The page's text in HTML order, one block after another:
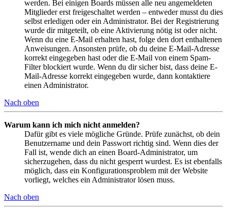
werden. Bei einigen Boards müssen alle neu angemeldeten
Mitglieder erst freigeschaltet werden – entweder musst du dies
selbst erledigen oder ein Administrator. Bei der Registrierung
wurde dir mitgeteilt, ob eine Aktivierung nötig ist oder nicht.
Wenn du eine E-Mail erhalten hast, folge den dort enthaltenen
Anweisungen. Ansonsten prüfe, ob du deine E-Mail-Adresse
korrekt eingegeben hast oder die E-Mail von einem Spam-
Filter blockiert wurde. Wenn du dir sicher bist, dass deine E-
Mail-Adresse korrekt eingegeben wurde, dann kontaktiere
einen Administrator.
Nach oben
Warum kann ich mich nicht anmelden?
Dafür gibt es viele mögliche Gründe. Prüfe zunächst, ob dein
Benutzername und dein Passwort richtig sind. Wenn dies der
Fall ist, wende dich an einen Board-Administrator, um
sicherzugehen, dass du nicht gesperrt wurdest. Es ist ebenfalls
möglich, dass ein Konfigurationsproblem mit der Website
vorliegt, welches ein Administrator lösen muss.
Nach oben